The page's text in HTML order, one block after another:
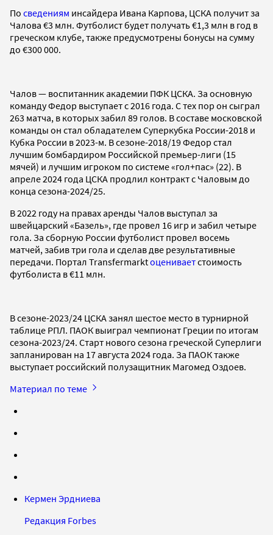
По сведениям инсайдера Ивана Карпова, ЦСКА получит за
Чалова €3 млн. Футболист будет получать €1,3 млн в год в
греческом клубе, также предусмотрены бонусы на сумму
до €300 000.
Чалов — воспитанник академии ПФК ЦСКА. За основную
команду Федор выступает с 2016 года. С тех пор он сыграл
263 матча, в которых забил 89 голов. В составе московской
команды он стал обладателем Суперкубка России-2018 и
Кубка России в 2023-м. В сезоне-2018/19 Федор стал
лучшим бомбардиром Российской премьер-лиги (15
мячей) и лучшим игроком по системе «гол+пас» (22). В
апреле 2024 года ЦСКА продлил контракт с Чаловым до
конца сезона-2024/25.
В 2022 году на правах аренды Чалов выступал за
швейцарский «Базель», где провел 16 игр и забил четыре
гола. За сборную России футболист провел восемь
матчей, забив три гола и сделав две результативные
передачи. Портал Transfermarktоцениваетстоимость
футболиста в €11 млн.
В сезоне-2023/24 ЦСКА занял шестое место в турнирной
таблице РПЛ. ПАОК выиграл чемпионат Греции по итогам
сезона-2023/24. Старт нового сезона греческой Суперлиги
запланирован на 17 августа 2024 года. За ПАОК также
выступает российский полузащитник Магомед Оздоев.
Материал по теме
Кермен Эрдниева
Редакция Forbes